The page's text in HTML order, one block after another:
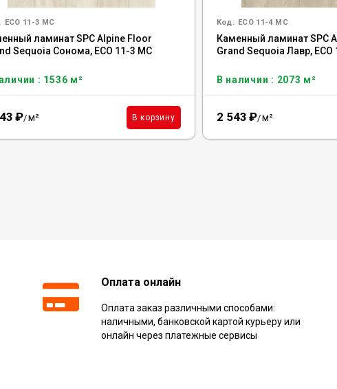
ECO 11-3 MC
ламинат SPC Alpine Floor
Sequoia Сонома, ECO 11-3 MC
: 1536 м²
₽/м² В корзину
Код: ECO 11-4 MC
Каменный ламинат SPC
Grand Sequoia Лавр, ECO
В наличии : 2073 м²
2 543 ₽/м²
Оплата онлайн
Оплата заказ различными способами:
наличными, банковской картой курьеру или
онлайн через платежные сервисы